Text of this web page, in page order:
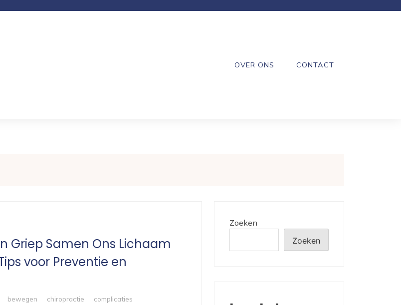
OVER ONS CONTACT
Griep Samen Ons Lichaam
voor Preventie en
bewegen chiropractie
complicaties
Zoeken
Zoeken